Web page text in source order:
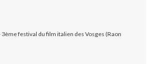
3ème festival du film italien des Vosges (Raon